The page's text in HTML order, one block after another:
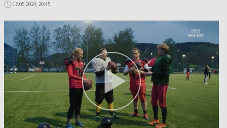
12.05.2024, 20:45